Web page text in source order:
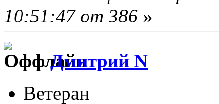
10:51:47 от 386 »
Дмитрий N
Ветеран